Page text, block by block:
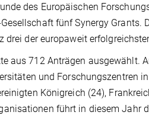
des Europäischen
fünf Synergy
drei der europaweit
aus 712 Anträgen ausgewählt.
und Forschungszentren
Königreich (24),
führt in diesem Jahr